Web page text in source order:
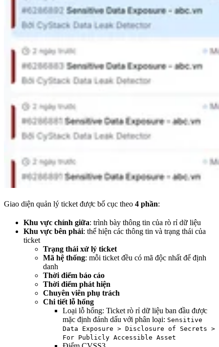
Giao diện quản lý ticket được bố cục theo 4 phần:
Khu vực chính giữa: trình bày thông tin của rò rỉ dữ liệu
Khu vực bên phải: thể hiện các thông tin và trạng thái của
ticket
Trạng thái xử lý ticket
Mã hệ thống: mỗi ticket đều có mã độc nhất để định
danh
Thời điểm báo cáo
Thời điểm phát hiện
Chuyên viên phụ trách
Chi tiết lỗ hổng
Loại lỗ hổng: Ticket rò rỉ dữ liệu ban đầu được
mặc định đánh dấu với phân loại: Sensitive
Data Exposure > Disclosure of Secrets >
For Publicly Accessible Asset